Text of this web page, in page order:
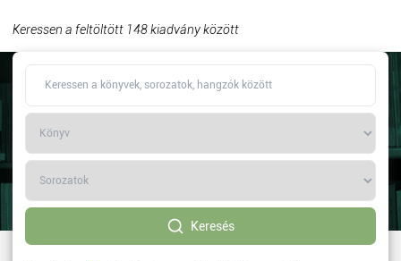
Keressen a feltöltött 148 kiadvány között
Keresés